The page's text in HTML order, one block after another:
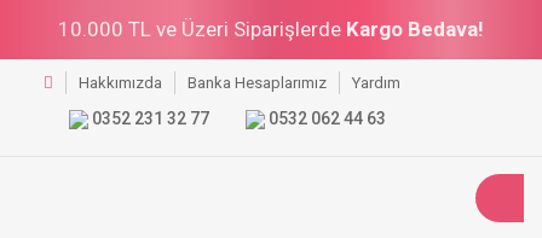
10.000 TL ve Üzeri Siparişlerde Kargo Bedava!
Hakkımızda Banka Hesaplarımız Yardım
0352 231 32 77 0532 062 44 63